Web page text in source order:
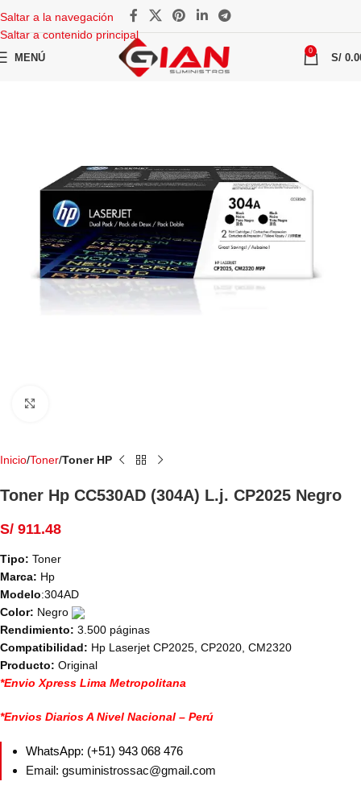
Saltar a la navegación
Saltar a contenido principal
MENÚ
0
S/
Inicio Toner Toner HP
Toner Hp CC530AD (304A) L.j. CP2025 Negro
S/ 911.48
Tipo: Toner
Marca: Hp
Modelo:304AD
Color: Negro
Rendimiento: 3.500 páginas
Compatibilidad: Hp Laserjet CP2025, CP2020, CM2320
Producto: Original
*Envio Xpress Lima Metropolitana
*Envios Diarios A Nivel Nacional – Perú
WhatsApp: (+51) 943 068 476
Email: gsuministrossac@gmail.com